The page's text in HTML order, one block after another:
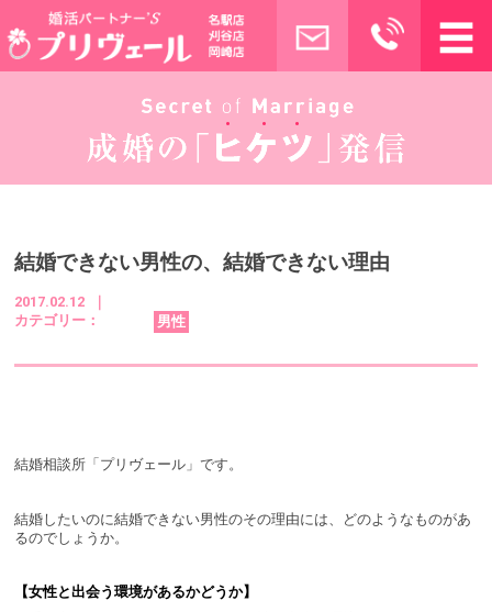
結婚できない男性の、結婚できない理由
2017.02.12 ｜
カテゴリー：
男性
結婚相談所「プリヴェール」です。
結婚したいのに結婚できない男性のその理由には、どのようなものがあ
るのでしょうか。
【女性と出会う環境があるかどうか】